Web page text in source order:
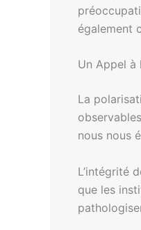
également
Un Appel à
La
nous nous
L’intégrité
que les